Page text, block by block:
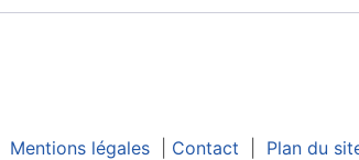
Mentions légales| Contact Plan du